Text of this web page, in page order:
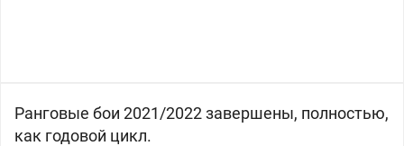
Ранговые бои 2021/2022 завершены, полностью,
как годовой цикл.